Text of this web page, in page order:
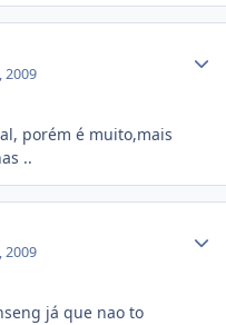
2009
porém é muito,mais
..
2009
já que nao to